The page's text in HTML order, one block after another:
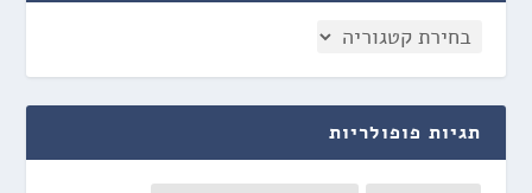
תגיות פופולריות